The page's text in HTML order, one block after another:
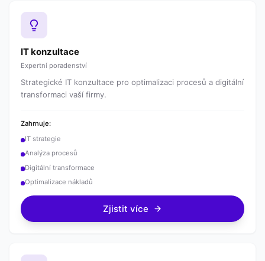
IT konzultace
Expertní poradenství
Strategické IT konzultace pro optimalizaci procesů a digitální
transformaci vaší firmy.
Zahrnuje:
IT strategie
Analýza procesů
Digitální transformace
Optimalizace nákladů
Zjistit více